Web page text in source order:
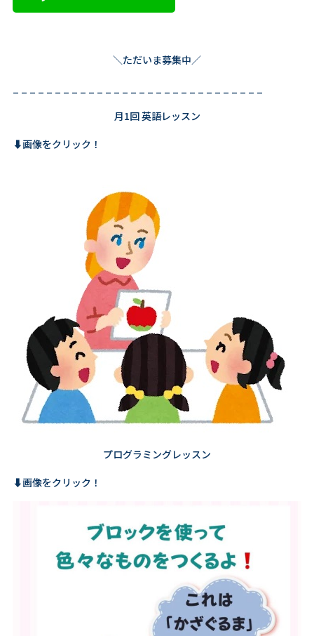
＼ただいま募集中／
月1回 英語レッスン
⬇️画像をクリック！
プログラミングレッスン
⬇️画像をクリック！